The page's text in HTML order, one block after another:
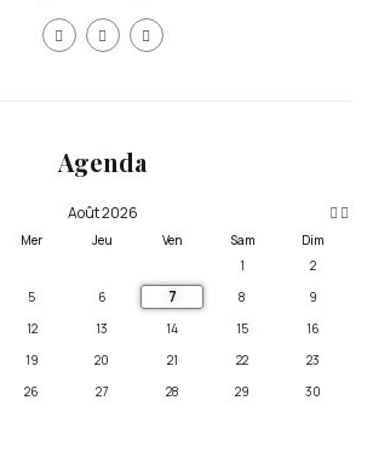
Agenda
Août 2026
Mer Jeu Ven Sam
Dim
1
2
5 6 7 8
9
12 13 14 15
16
19 20 21 22
23
26 27 28 29
30